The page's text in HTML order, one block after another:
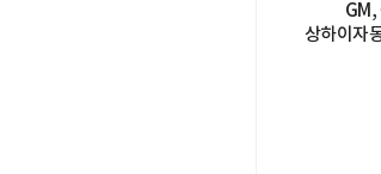
GM,
상하이자